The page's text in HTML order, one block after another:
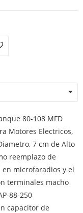
80-108 MFD
Motores Electricos,
7 cm de Alto
reemplazo de
microfaradios y el
terminales macho
88-250
capacitor de